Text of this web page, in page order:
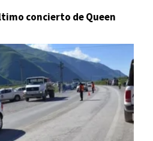
concierto de Queen